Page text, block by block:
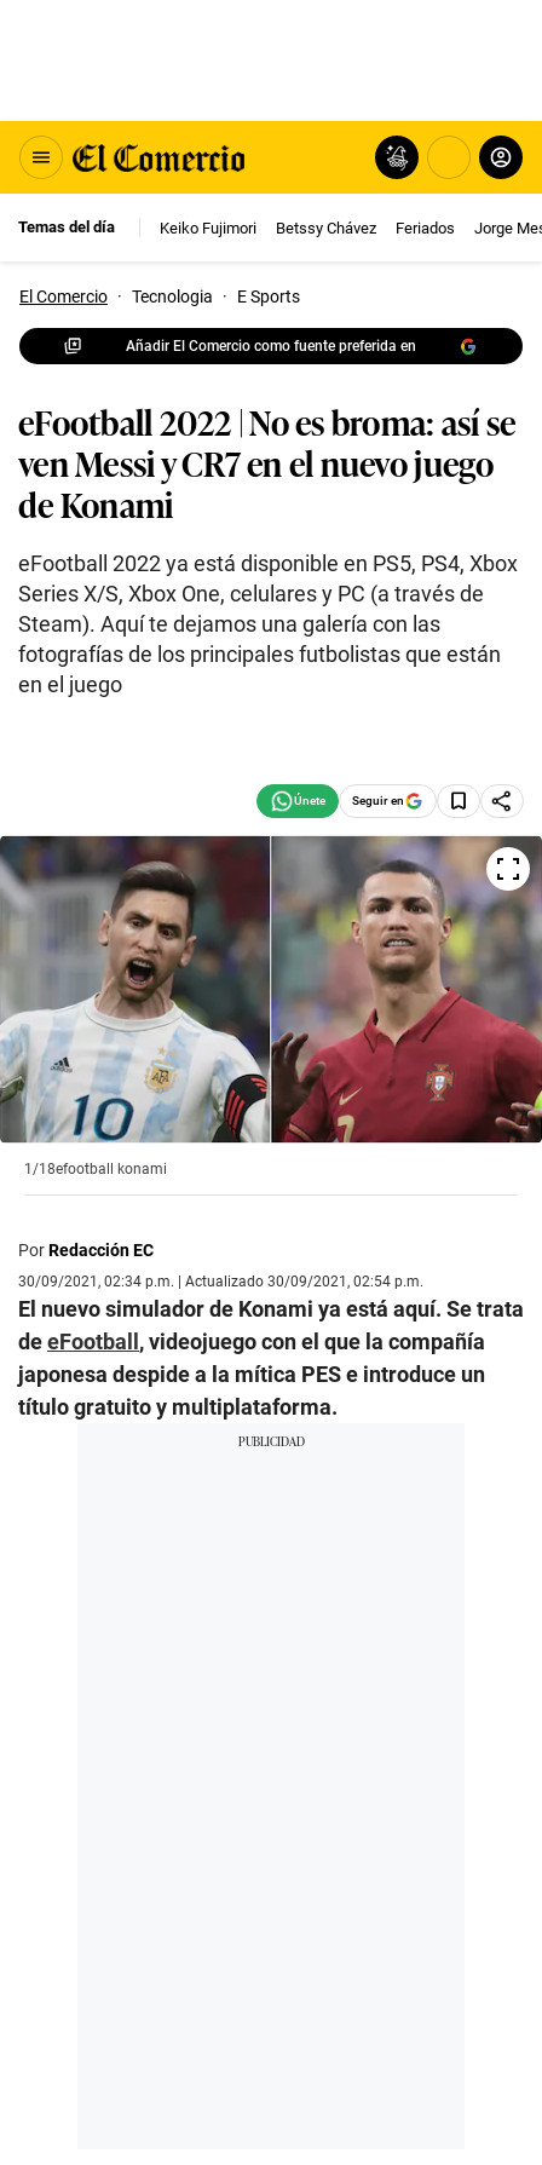
Temas del día Keiko Fujimori Betssy Chávez Feriados Jorge
El Comercio · Tecnologia · E Sports
Añadir El Comercio como fuente preferida en
eFootball 2022 | No es broma: así se
ven Messi y CR7 en el nuevo juego
de Konami
eFootball 2022 ya está disponible en PS5, PS4, Xbox
Series X/S, Xbox One, celulares y PC (a través de
Steam). Aquí te dejamos una galería con las
fotografías de los principales futbolistas que están
en el juego
Seguir en
1/18efootball konami
PorRedacción EC
30/09/2021, 02:34 p.m. | Actualizado 30/09/2021, 02:54 p.m.
El nuevo simulador de Konami ya está aquí. Se trata
deeFootball , videojuego con el que la compañía
japonesa despide a la mítica PES e introduce un
título gratuito y multiplataforma.